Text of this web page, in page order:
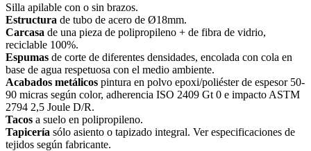
Silla apilable con o sin brazos.
Estructura de tubo de acero de Ø18mm.
Carcasa de una pieza de polipropileno + de fibra de vidrio,
reciclable 100%.
Espumas de corte de diferentes densidades, encolada con cola en
base de agua respetuosa con el medio ambiente.
Acabados metálicos pintura en polvo epoxi/poliéster de espesor 50-
90 micras según color, adherencia ISO 2409 Gt 0 e impacto ASTM
2794 2,5 Joule D/R.
Tacos a suelo en polipropileno.
Tapicería sólo asiento o tapizado integral. Ver especificaciones de
tejidos según fabricante.